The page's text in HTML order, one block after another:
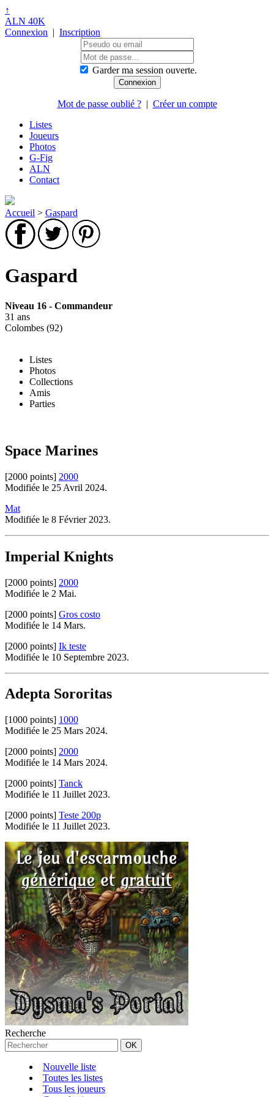
↑
ALN 40K
Connexion | Inscription
Garder ma session ouverte.
Mot de passe oublié ?| Créer un compte
Listes
Joueurs
Photos
G-Fig
ALN
Contact
Accueil > Gaspard
Gaspard
Niveau 16 - Commandeur
31 ans
Colombes (92)
Listes
Photos
Collections
Amis
Parties
Space Marines
[2000 points] 2000
Modifiée le 25 Avril 2024.
Mat
Modifiée le 8 Février 2023.
Imperial Knights
[2000 points] 2000
Modifiée le 2 Mai.
[2000 points] Gros costo
Modifiée le 14 Mars.
[2000 points] Ik teste
Modifiée le 10 Septembre 2023.
Adepta Sororitas
[1000 points] 1000
Modifiée le 25 Mars 2024.
[2000 points] 2000
Modifiée le 14 Mars 2024.
[2000 points] Tanck
Modifiée le 11 Juillet 2023.
[2000 points] Teste 200p
Modifiée le 11 Juillet 2023.
Recherche
Nouvelle liste
Toutes les listes
Tous les joueurs